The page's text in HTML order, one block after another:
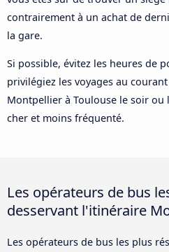
contrairement à un achat de
la gare.
Si possible, évitez les heures de
privilégiez les voyages au
Montpellier à Toulouse le soir
cher et moins fréquenté.
Les opérateurs de bus
desservant l'itinéraire
Les opérateurs de bus les plus